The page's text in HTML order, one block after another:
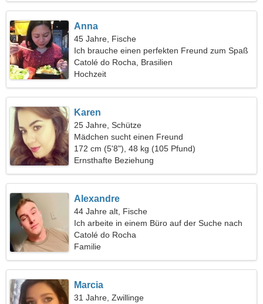
Anna
45 Jahre, Fische
Ich brauche einen perfekten Freund zum Spaß
Catolé do Rocha, Brasilien
Hochzeit
Karen
25 Jahre, Schütze
Mädchen sucht einen Freund
172 cm (5'8"), 48 kg (105 Pfund)
Ernsthafte Beziehung
Alexandre
44 Jahre alt, Fische
Ich arbeite in einem Büro auf der Suche nach
einer ungewöhnlichen Frau
Catolé do Rocha
Familie
Marcia
31 Jahre, Zwillinge